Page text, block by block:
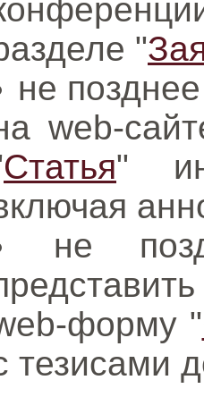
"
не
web-
Статья"
не
форму "
тезисами